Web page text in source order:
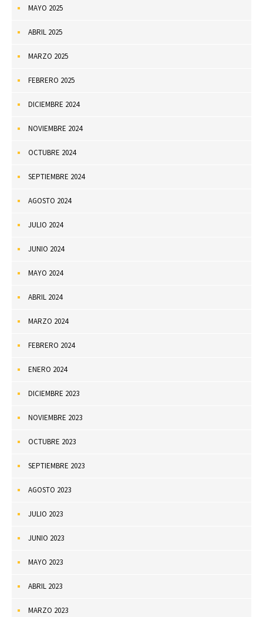
MAYO 2025
ABRIL 2025
MARZO 2025
FEBRERO 2025
DICIEMBRE 2024
NOVIEMBRE 2024
OCTUBRE 2024
SEPTIEMBRE 2024
AGOSTO 2024
JULIO 2024
JUNIO 2024
MAYO 2024
ABRIL 2024
MARZO 2024
FEBRERO 2024
ENERO 2024
DICIEMBRE 2023
NOVIEMBRE 2023
OCTUBRE 2023
SEPTIEMBRE 2023
AGOSTO 2023
JULIO 2023
JUNIO 2023
MAYO 2023
ABRIL 2023
MARZO 2023